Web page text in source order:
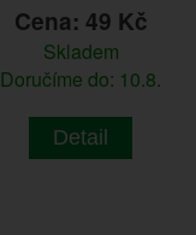
Cena: 49 Kč
Skladem
Doručíme do: 10.8.
Detail